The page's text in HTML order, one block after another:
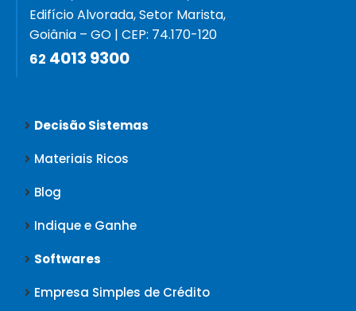
Edifício Alvorada, Setor Marista,
Goiânia – GO | CEP: 74.170-120
62 4013 9300
Decisão Sistemas
Materiais Ricos
Blog
Indique e Ganhe
Softwares
Empresa Simples de Crédito